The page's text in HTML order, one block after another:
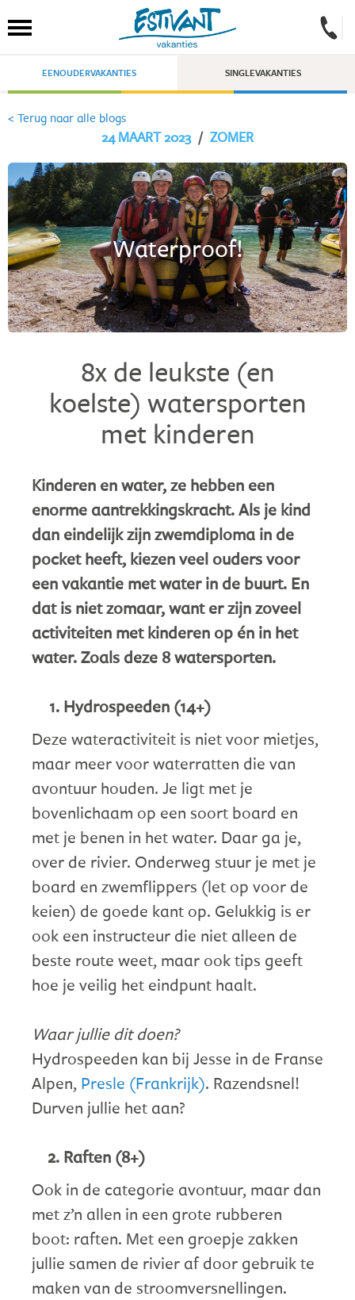
EENOUDERVAKANTIES SINGLEVAKANTIES
< Terug naar alle blogs
24 MAART 2023 / ZOMER
Waterproof!
8x de leukste (en
koelste) watersporten
met kinderen
Kinderen en water, ze hebben een
enorme aantrekkingskracht. Als je kind
dan eindelijk zijn zwemdiploma in de
pocket heeft, kiezen veel ouders voor
een vakantie met water in de buurt. En
dat is niet zomaar, want er zijn zoveel
activiteiten met kinderen op én in het
water. Zoals deze 8 watersporten.
Hydrospeeden (14+)
Deze wateractiviteit is niet voor mietjes,
maar meer voor waterratten die van
avontuur houden. Je ligt met je
bovenlichaam op een soort board en
met je benen in het water. Daar ga je,
over de rivier. Onderweg stuur je met je
board en zwemflippers (let op voor de
keien) de goede kant op. Gelukkig is er
ook een instructeur die niet alleen de
beste route weet, maar ook tips geeft
hoe je veilig het eindpunt haalt.
Waar jullie dit doen?
Hydrospeeden kan bij Jesse in de Franse
Alpen, Presle (Frankrijk). Razendsnel!
Durven jullie het aan?
Raften (8+)
Ook in de categorie avontuur, maar dan
met z’n allen in een grote rubberen
boot: raften. Met een groepje zakken
jullie samen de rivier af door gebruik te
maken van de stroomversnellingen.